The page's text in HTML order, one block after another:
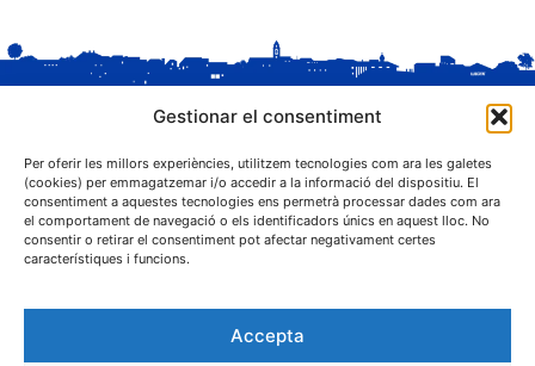
Gestionar el consentiment
Per oferir les millors experiències, utilitzem tecnologies com ara les galetes
(cookies) per emmagatzemar i/o accedir a la informació del dispositiu. El
consentiment a aquestes tecnologies ens permetrà processar dades com ara
el comportament de navegació o els identificadors únics en aquest lloc. No
consentir o retirar el consentiment pot afectar negativament certes
característiques i funcions.
Accepta
C. Sant Josep, 1
25243 El Palau d'Anglesola (Pla d'Urgell)